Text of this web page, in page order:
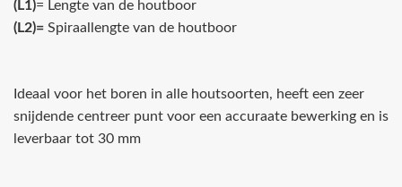
(L1)= Lengte van de houtboor
(L2)= Spiraallengte van de houtboor
Ideaal voor het boren in alle houtsoorten, heeft een zeer
snijdende centreer punt voor een accuraate bewerking en is
leverbaar tot 30 mm